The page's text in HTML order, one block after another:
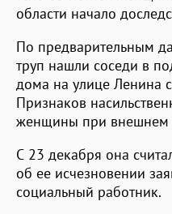
области начало
По предварительным
труп нашли соседи в
дома на улице Ленина
Признаков
женщины при внешнем
С 23 декабря она
об ее исчезновении
социальный работник.